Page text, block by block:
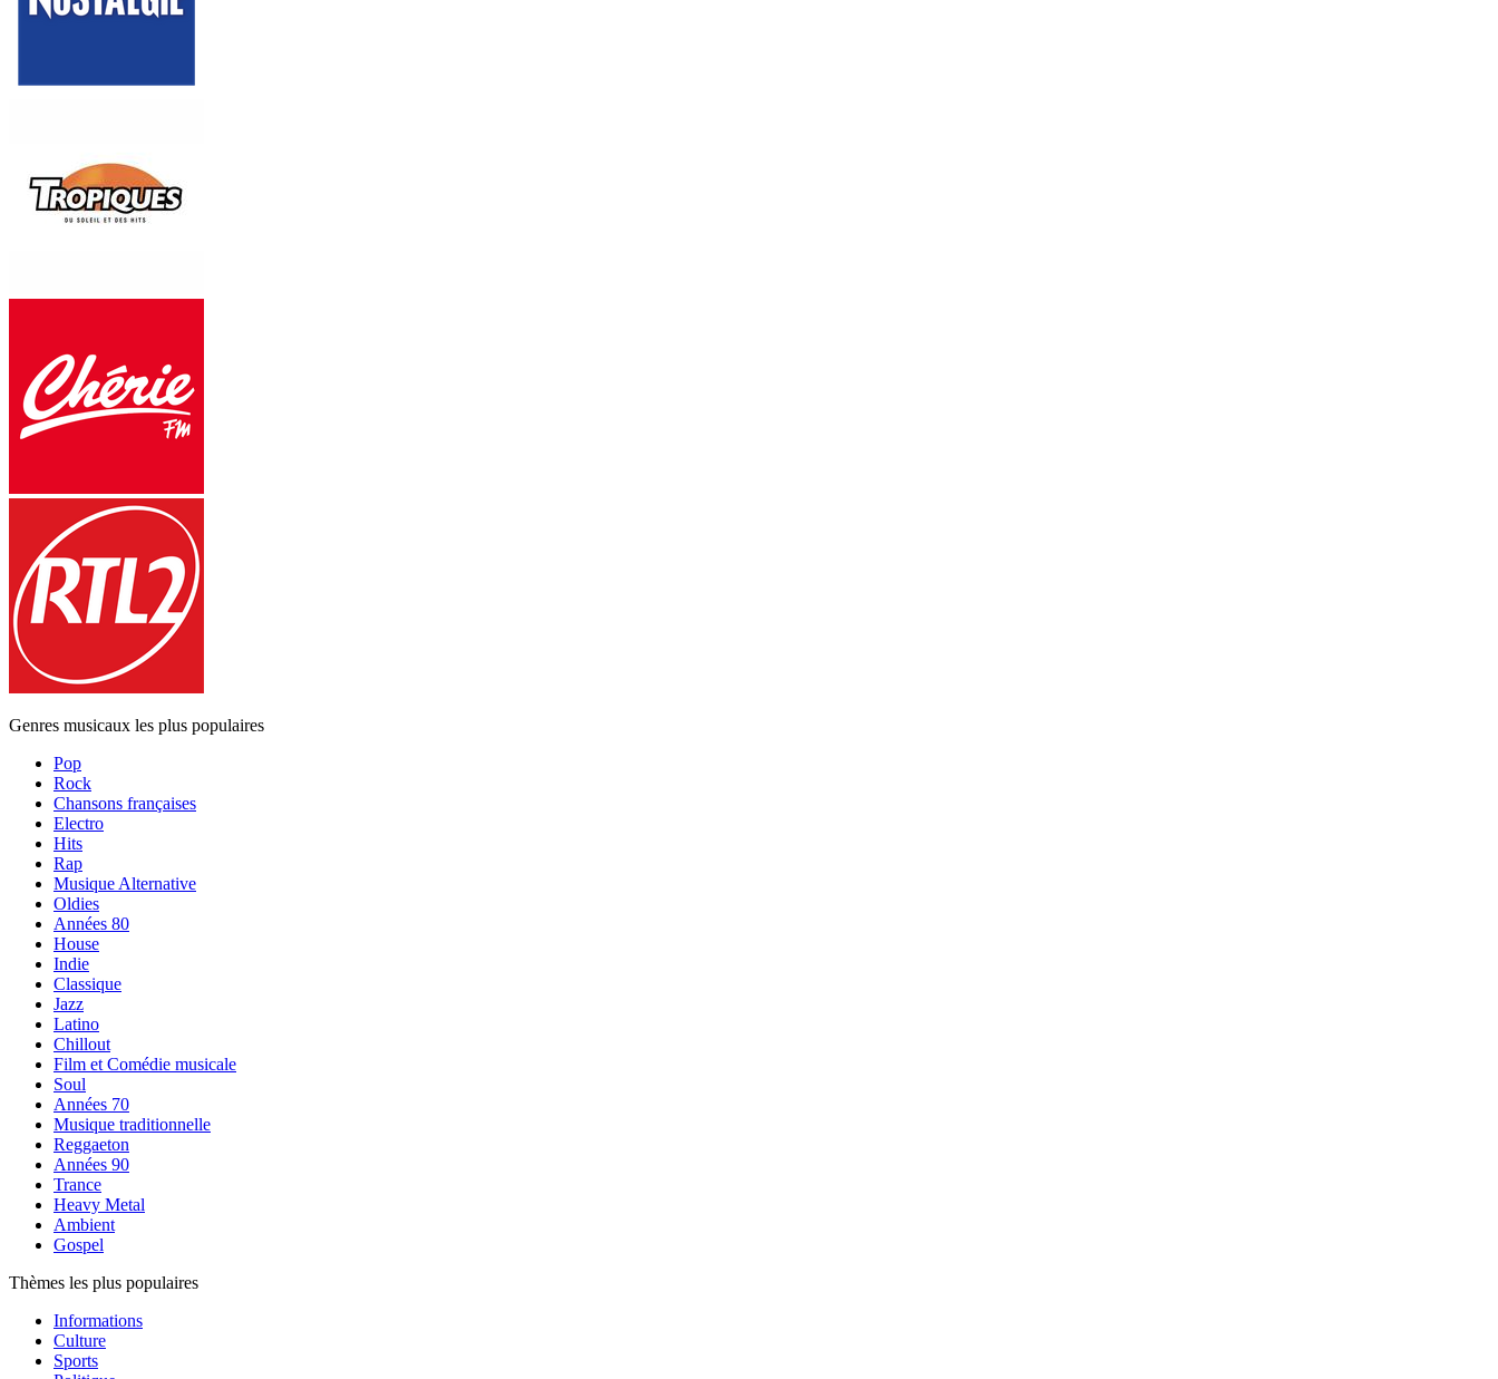
Genres musicaux les plus populaires
Pop
Rock
Chansons françaises
Electro
Hits
Rap
Musique Alternative
Oldies
Années 80
House
Indie
Classique
Jazz
Latino
Chillout
Film et Comédie musicale
Soul
Années 70
Musique traditionnelle
Reggaeton
Années 90
Trance
Heavy Metal
Ambient
Gospel
Thèmes les plus populaires
Informations
Culture
Sports